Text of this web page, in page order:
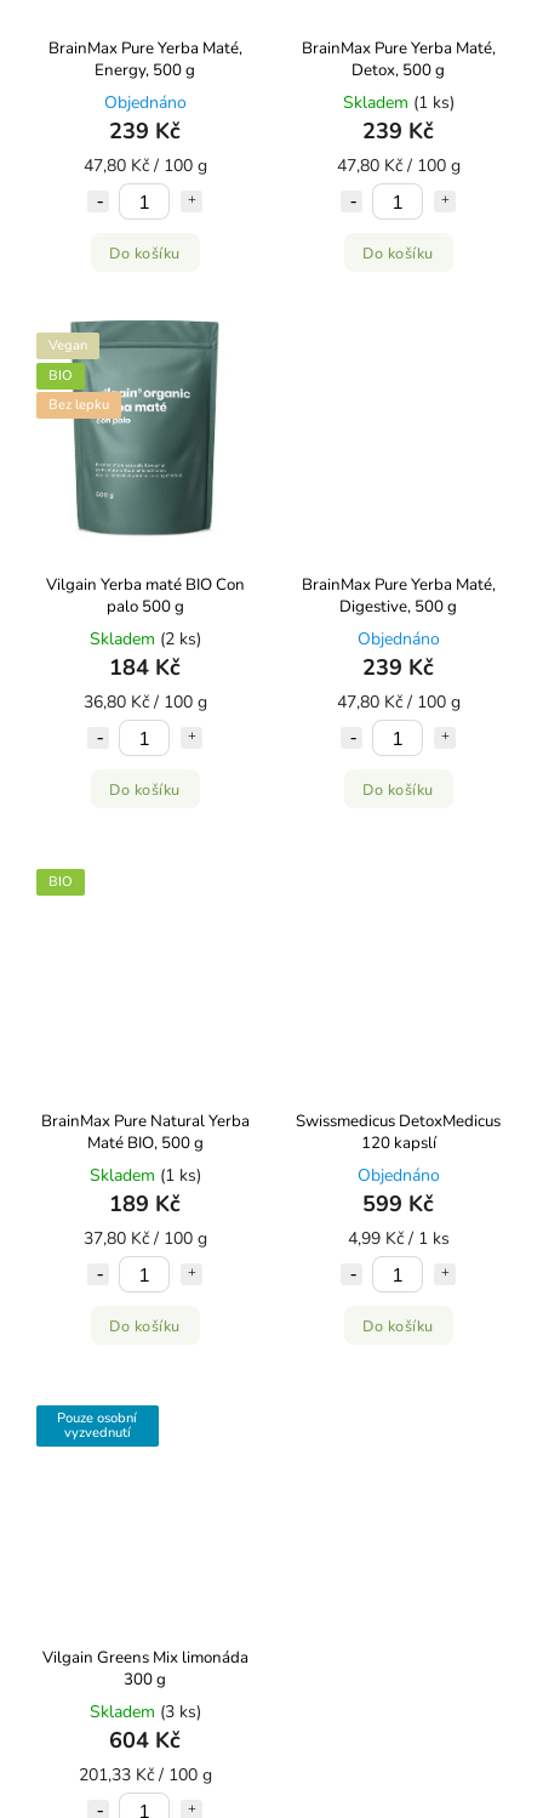
BrainMax Pure Yerba Maté,
Energy, 500 g
Objednáno
239 Kč
47,80 Kč / 100 g
Do košíku
BrainMax Pure Yerba Maté,
Detox, 500 g
Skladem (1 ks)
239 Kč
47,80 Kč / 100 g
Do košíku
Vegan
BIO
Bez lepku
Vilgain Yerba maté BIO Con
palo 500 g
Skladem (2 ks)
184 Kč
36,80 Kč / 100 g
Do košíku
BrainMax Pure Yerba Maté,
Digestive, 500 g
Objednáno
239 Kč
47,80 Kč / 100 g
Do košíku
BIO
BrainMax Pure Natural Yerba
Maté BIO, 500 g
Skladem (1 ks)
189 Kč
37,80 Kč / 100 g
Do košíku
Swissmedicus DetoxMedicus
120 kapslí
Objednáno
599 Kč
4,99 Kč / 1 ks
Do košíku
Pouze osobní
vyzvednutí
Vilgain Greens Mix limonáda
300 g
Skladem (3 ks)
604 Kč
201,33 Kč / 100 g